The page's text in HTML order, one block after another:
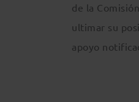
de la
ultimar su
apoyo